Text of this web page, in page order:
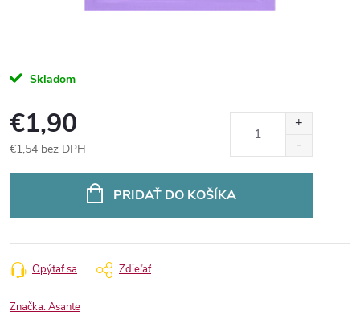
Skladom
€1,90
€1,54 bez DPH
PRIDAŤ DO KOŠÍKA
Opýtať sa Zdieľať
Značka:Asante